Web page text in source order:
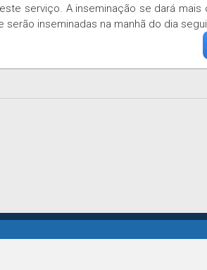
serviço. A inseminação se dará mais
inseminadas na manhã do dia